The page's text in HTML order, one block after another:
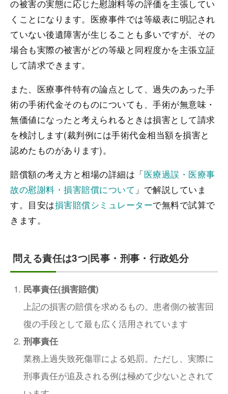
の被害の実態に応じた慰謝料等の評価を主張してい
くことになります。医療事件では等級表に明記され
ていない後遺障害が生じることも多いですが、その
場合も実際の被害がどの等級と同程度かを主張立証
して請求できます。
また、医療事件特有の論点として、過失のあった手
術の手術代金そのものについても、手術が無意味・
無価値になったと考えられるときは損害として請求
を検討します(裁判例には手術代金相当額を損害と
認めたものがあります)。
賠償額の考え方と相場の詳細は「医療過誤・医療事
故の慰謝料・損害賠償について 」で解説していま
す。目安は損害賠償シミュレーターで無料で試算で
きます。
問える責任は3つ|民事・刑事・行政処分
民事責任(損害賠償)
上記の損害の賠償を求めるもの。患者側の被害回
復の手段として最も広く活用されています
刑事責任
業務上過失致死傷罪による処罰。ただし、実際に
刑事責任が追及される例は極めて少ないとされて